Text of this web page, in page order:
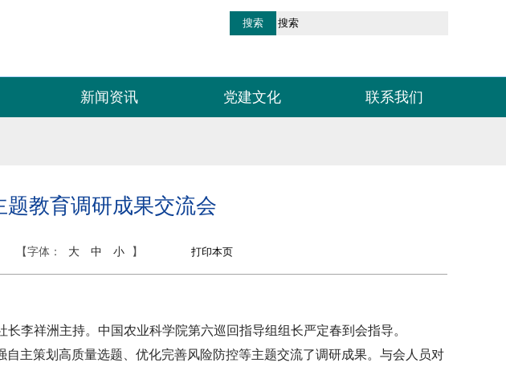
新闻资讯 党建文化 联系我们
教育调研成果交流会
【字体： 大 中 小 】
李祥洲主持。中国农业科学院第六巡回指导组组长严定春到会指导。
主策划高质量选题、优化完善风险防控等主题交流了调研成果。与会人员对